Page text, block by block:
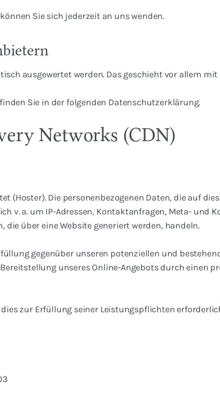
Sie sich jederzeit an uns wenden.
ausgewertet werden. Das geschieht vor allem
Sie in der folgenden Datenschutzerklärung.
Networks (CDN)
(Hoster). Die personenbezogenen Daten, die auf
v. a. um IP-Adressen, Kontaktanfragen, Meta-
über eine Website generiert werden, handeln.
gegenüber unseren potenziellen und
unseres Online-Angebots durch einen
zur Erfüllung seiner Leistungspflichten